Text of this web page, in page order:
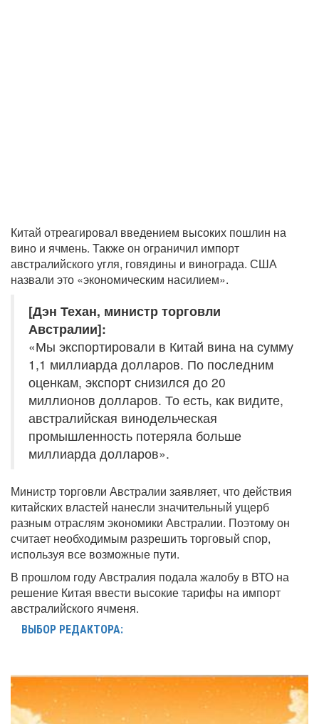
Китай отреагировал введением высоких пошлин на
вино и ячмень. Также он ограничил импорт
австралийского угля, говядины и винограда. США
назвали это «экономическим насилием».
[Дэн Техан, министр торговли
Австралии]:
«Мы экспортировали в Китай вина на сумму
1,1 миллиарда долларов. По последним
оценкам, экспорт снизился до 20
миллионов долларов. То есть, как видите,
австралийская винодельческая
промышленность потеряла больше
миллиарда долларов».
Министр торговли Австралии заявляет, что действия
китайских властей нанесли значительный ущерб
разным отраслям экономики Австралии. Поэтому он
считает необходимым разрешить торговый спор,
используя все возможные пути.
В прошлом году Австралия подала жалобу в ВТО на
решение Китая ввести высокие тарифы на импорт
австралийского ячменя.
ВЫБОР РЕДАКТОРА: